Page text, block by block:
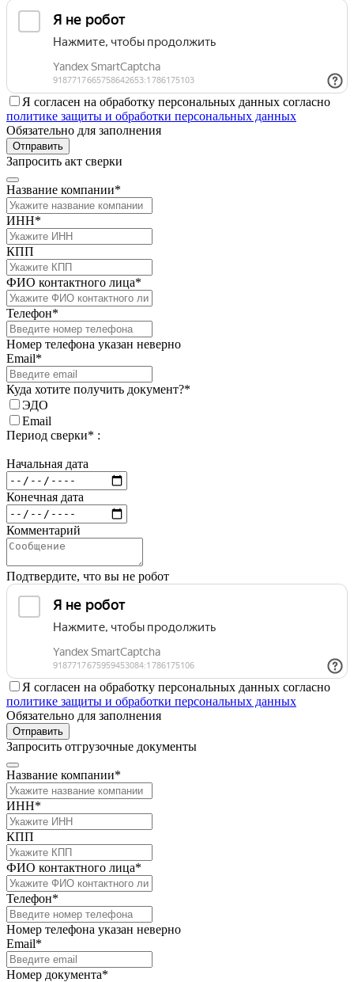
Я согласен на обработку персональных данных согласно
политике защиты и обработки персональных данных
Обязательно для заполнения
Отправить
Запросить акт сверки
Название компании*
ИНН*
КПП
ФИО контактного лица*
Телефон*
Номер телефона указан неверно
Email*
Куда хотите получить документ?*
ЭДО
Email
Период сверки* :
Начальная дата
Конечная дата
Комментарий
Подтвердите, что вы не робот
Я согласен на обработку персональных данных согласно
политике защиты и обработки персональных данных
Обязательно для заполнения
Отправить
Запросить отгрузочные документы
Название компании*
ИНН*
КПП
ФИО контактного лица*
Телефон*
Номер телефона указан неверно
Email*
Номер документа*